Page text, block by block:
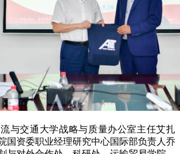
交通大学战略与质量办公室主任艾扎
国资委职业经理研究中心国际部负责人乔